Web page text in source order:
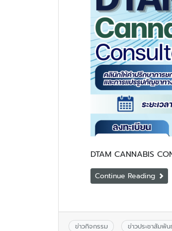
DTAM CANNABIS
Continue Reading
ข่าวกิจกรรม ข่าวประชาสัมพัน